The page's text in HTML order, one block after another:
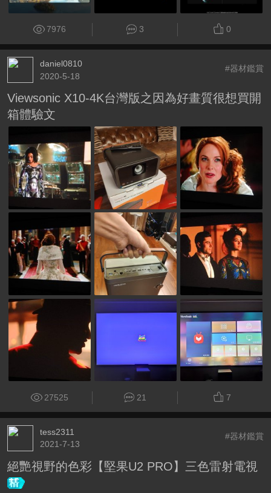
7976 3 0
daniel0810
2020-5-18
#器材鑑賞
Viewsonic X10-4K台灣版之因為好畫質很想買開
箱體驗文
27525 21 7
tess2311
2021-7-13
#器材鑑賞
絕艷視野的色彩【堅果U2 PRO】三色雷射電視